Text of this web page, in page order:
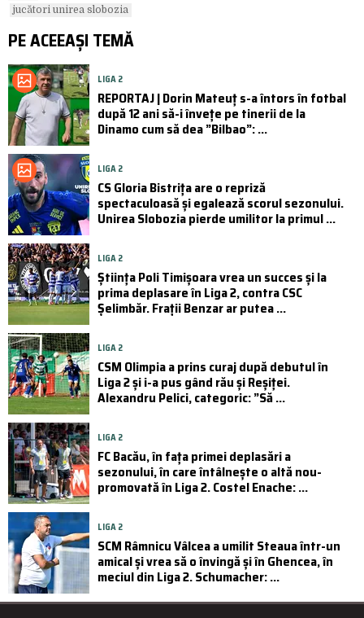
jucători unirea slobozia
PE ACEEAȘI TEMĂ
LIGA 2
REPORTAJ | Dorin Mateuț s-a întors în fotbal
după 12 ani să-i învețe pe tinerii de la
Dinamo cum să dea ”Bilbao”: ...
LIGA 2
CS Gloria Bistrița are o repriză
spectaculoasă și egalează scorul sezonului.
Unirea Slobozia pierde umilitor la primul ...
LIGA 2
Știința Poli Timișoara vrea un succes și la
prima deplasare în Liga 2, contra CSC
Șelimbăr. Frații Benzar ar putea ...
LIGA 2
CSM Olimpia a prins curaj după debutul în
Liga 2 și i-a pus gând rău și Reșiței.
Alexandru Pelici, categoric: ”Să ...
LIGA 2
FC Bacău, în fața primei deplasări a
sezonului, în care întâlnește o altă nou-
promovată în Liga 2. Costel Enache: ...
LIGA 2
SCM Râmnicu Vâlcea a umilit Steaua într-un
amical și vrea să o învingă și în Ghencea, în
meciul din Liga 2. Schumacher: ...